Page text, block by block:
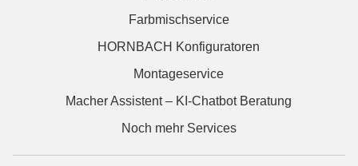
Farbmischservice
HORNBACH Konfiguratoren
Montageservice
Macher Assistent – KI-Chatbot Beratung
Noch mehr Services